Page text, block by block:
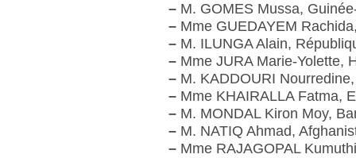
– M. GOMES Mussa,
– Mme GUEDAYEM
– M. ILUNGA Alain,
– Mme JURA Marie-Yolette,
– M. KADDOURI
– Mme KHAIRALLA Fatma,
– M. MONDAL Kiron Moy,
– M. NATIQ Ahmad,
– Mme RAJAGOPAL